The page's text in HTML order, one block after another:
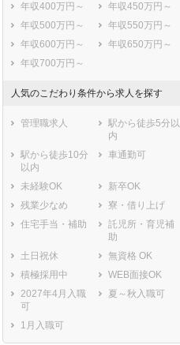
年収400万円～
年収450万円～
年収500万円～
年収550万円～
年収600万円～
年収650万円～
年収700万円～
人気のこだわり条件から求人を探す
管理職求人
駅から徒歩5分以
内
駅から徒歩10分
以内
車通勤可
未経験OK
新卒OK
残業少なめ
寮・借り上げ
住宅手当・補助
託児所・育児補
助
土日祝休
無資格 OK
積極採用中
WEB面接OK
2027年4月入職
可
夏～秋入職可
1月入職可